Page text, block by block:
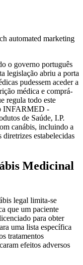
automated marketing
o governo português
legislação abriu a porta
pudessem aceder a
médica e comprá-
regula todo este
INFARMED -
de Saúde, I.P.
canábis, incluindo a
diretrizes estabelecidas
Medicinal
legal limita-se
que um paciente
para obter
uma lista específica
tratamentos
efeitos adversos